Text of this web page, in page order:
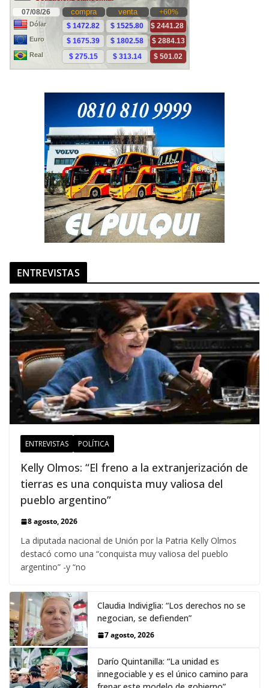
ENTREVISTAS
ENTREVISTAS POLÍTICA
Kelly Olmos: “El freno a la extranjerización de
tierras es una conquista muy valiosa del
pueblo argentino”
8 agosto, 2026
La diputada nacional de Unión por la Patria Kelly Olmos
destacó como una “conquista muy valiosa del pueblo
argentino” -y “no
Claudia Indiviglia: “Los derechos no se
negocian, se defienden”
7 agosto, 2026
Darío Quintanilla: “La unidad es
innegociable y es el único camino para